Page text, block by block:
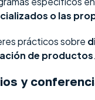
o las
prácticos sobre
de productos.
y